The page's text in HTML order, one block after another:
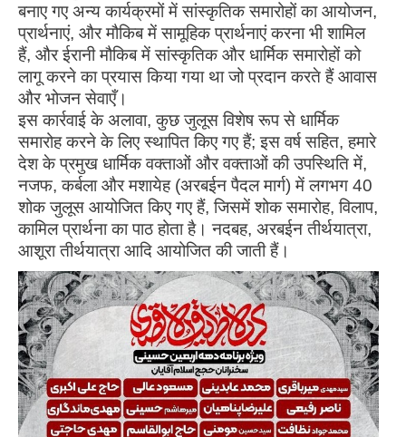
बनाए गए अन्य कार्यक्रमों में सांस्कृतिक समारोहों का आयोजन,
प्रार्थनाएं, और मौकिब में सामूहिक प्रार्थनाएं करना भी शामिल
हैं, और ईरानी मौकिब में सांस्कृतिक और धार्मिक समारोहों को
लागू करने का प्रयास किया गया था जो प्रदान करते हैं आवास
और भोजन सेवाएँ।
इस कार्रवाई के अलावा, कुछ जुलूस विशेष रूप से धार्मिक
समारोह करने के लिए स्थापित किए गए हैं; इस वर्ष सहित, हमारे
देश के प्रमुख धार्मिक वक्ताओं और वक्ताओं की उपस्थिति में,
नजफ, कर्बला और मशायेह (अरबईन पैदल मार्ग) में लगभग 40
शोक जुलूस आयोजित किए गए हैं, जिसमें शोक समारोह, विलाप,
कामिल प्रार्थना का पाठ होता है। नदबह, अरबईन तीर्थयात्रा,
आशूरा तीर्थयात्रा आदि आयोजित की जाती हैं।